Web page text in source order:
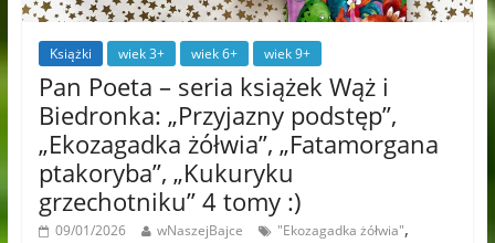
Książki wiek 3+ wiek 6+ wiek 9+
Pan Poeta – seria książek Wąż i
Biedronka: „Przyjazny podstęp”,
„Ekozagadka żółwia”, „Fatamorgana
ptakoryba”, „Kukuryku
grzechotniku” 4 tomy :)
09/01/2026 wNaszejBajce "Ekozagadka żółwia",